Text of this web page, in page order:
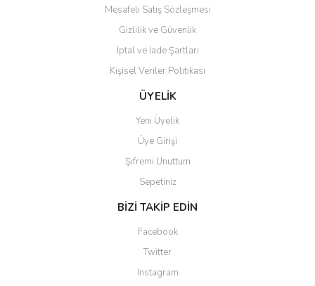
Gönder
Mesafeli Satış Sözleşmesi
Gizlilik ve Güvenlik
İptal ve İade Şartları
Kişisel Veriler Politikası
ÜYELİK
Yeni Üyelik
Üye Girişi
Şifremi Unuttum
Sepetiniz
BİZİ TAKİP EDİN
Facebook
Twitter
Instagram